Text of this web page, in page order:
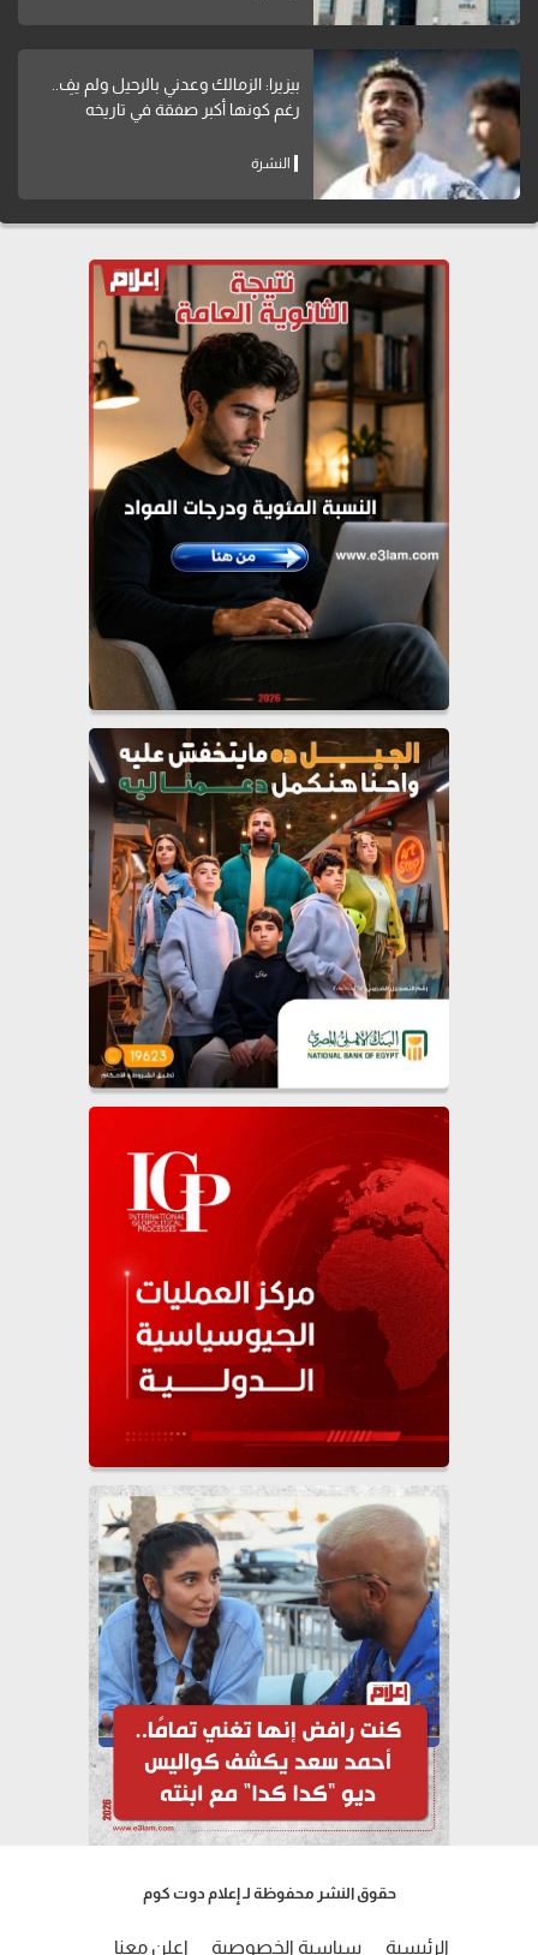
بيزيرا: الزمالك وعدني بالرحيل ولم يفِ..
رغم كونها أكبر صفقة في تاريخه
النشرة
حقوق النشر محفوظة لـ إعلام دوت كوم
الرئيسية سياسية الخصوصية إعلن معنا